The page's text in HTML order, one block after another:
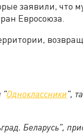
заявили, что
Евросоюза.
"Одноклассники",
Беларусь",